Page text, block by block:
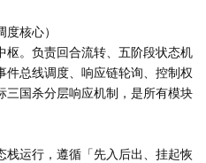
核心）
枢。负责回合流转、五阶段状态机
件总线调度、响应链轮询、控制权
三国杀分层响应机制，是所有模块
栈运行，遵循「先入后出、挂起恢